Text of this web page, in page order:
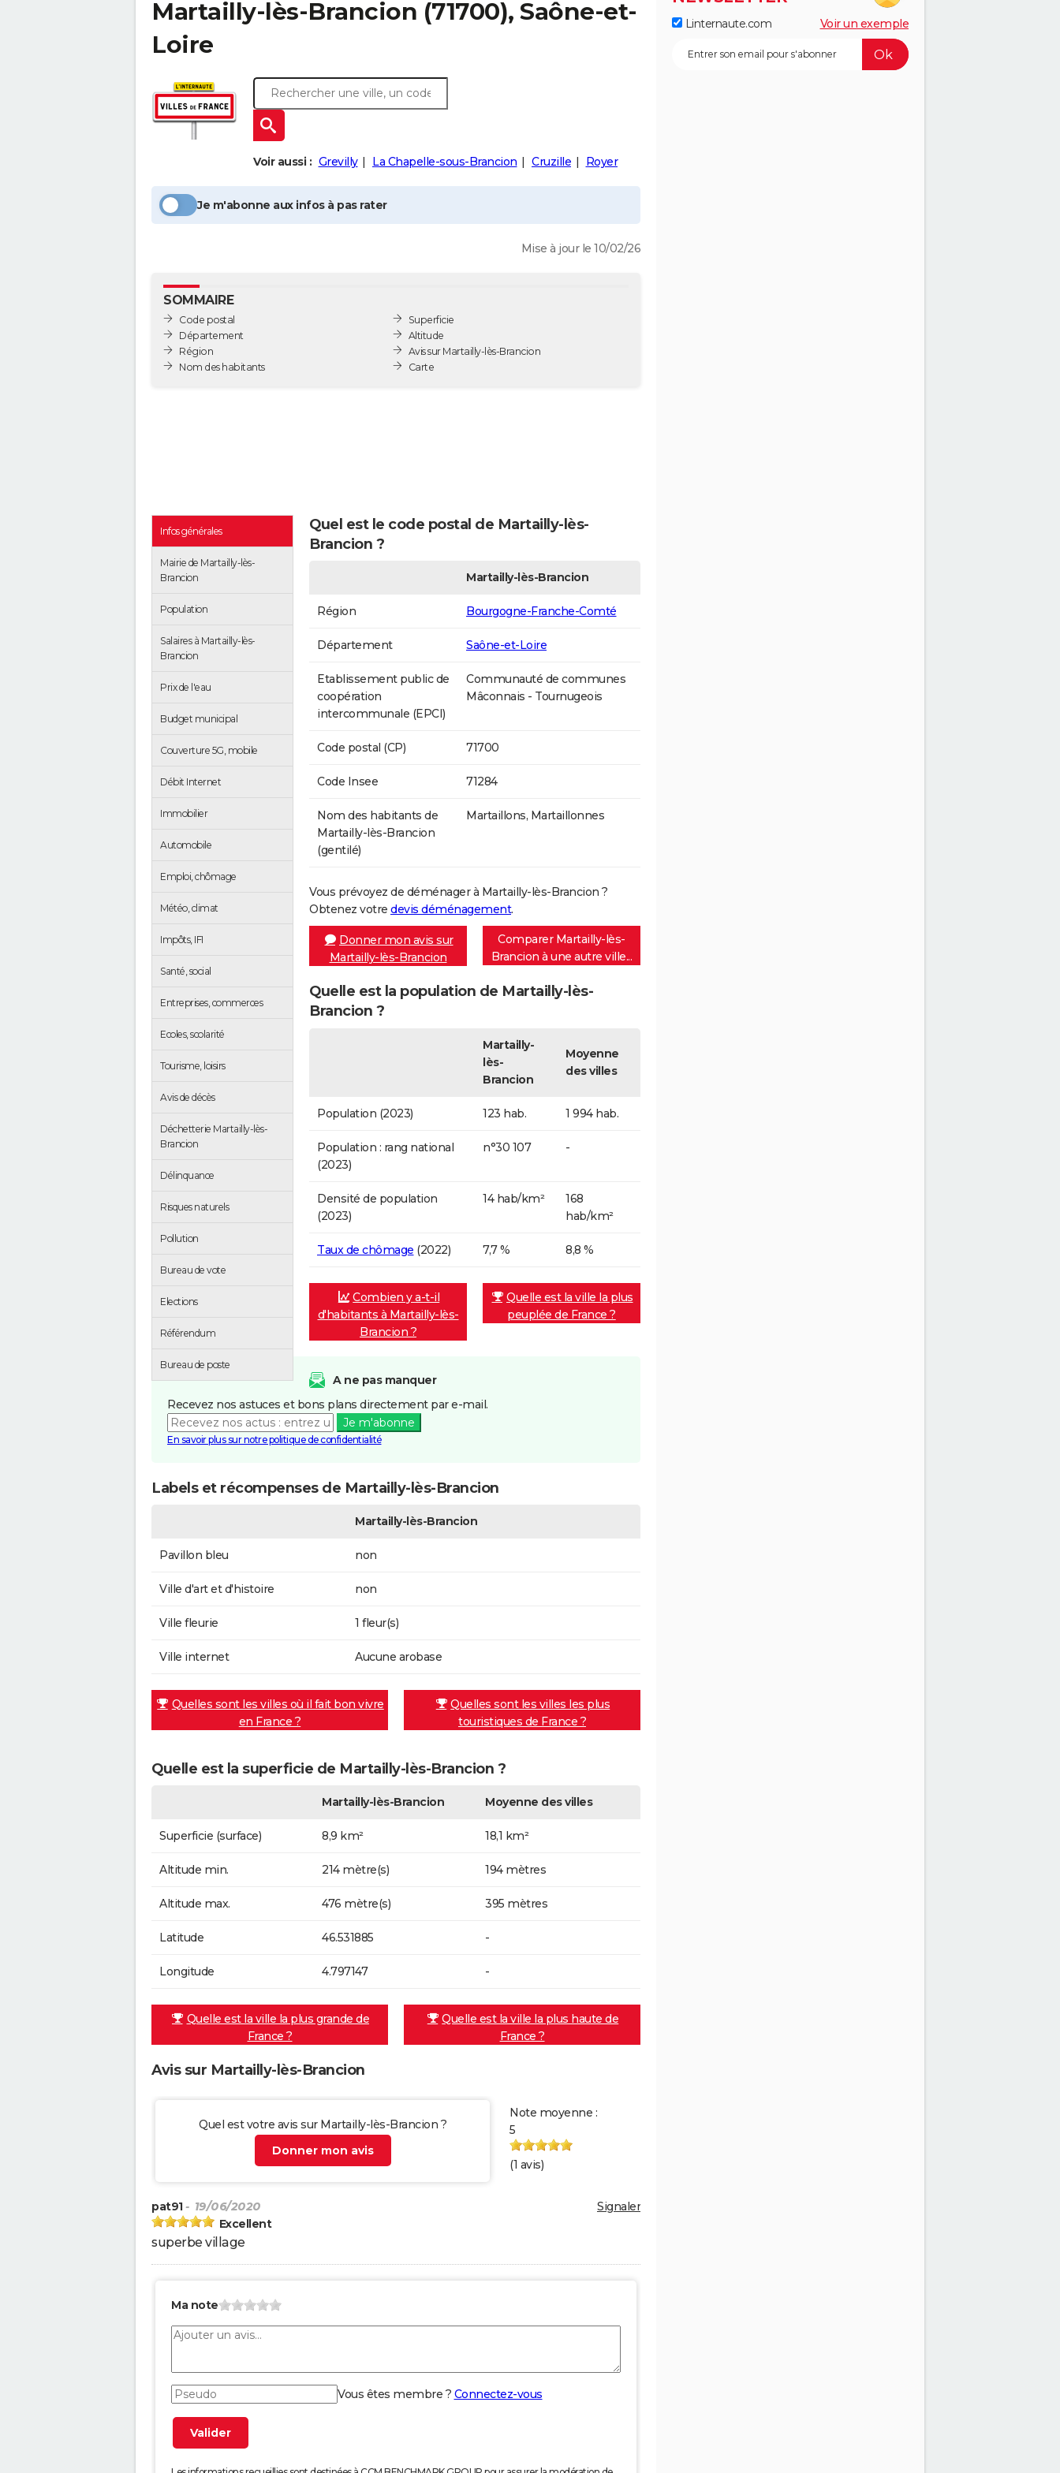
Martailly-lès-Brancion (71700), Saône-et-
Loire
Voir aussi : Grevilly La Chapelle-sous-Brancion Cruzille Royer
Je m'abonne aux infos à pas rater
Mise à jour le 10/02/26
SOMMAIRE
Code postal
Département
Région
Nom des habitants
Superficie
Altitude
Avis sur Martailly-lès-Brancion
Carte
Infos générales
Mairie de Martailly-lès-
Brancion
Population
Salaires à Martailly-lès-
Brancion
Prix de l'eau
Budget municipal
Couverture 5G, mobile
Débit Internet
Immobilier
Automobile
Emploi, chômage
Météo, climat
Impôts, IFI
Santé, social
Entreprises, commerces
Ecoles, scolarité
Tourisme, loisirs
Avis de décès
Déchetterie Martailly-lès-
Brancion
Délinquance
Risques naturels
Pollution
Bureau de vote
Elections
Référendum
Bureau de poste
Quel est le code postal de Martailly-lès-
Brancion ?
Martailly-lès-Brancion
Région Bourgogne-Franche-Comté
Département Saône-et-Loire
Etablissement public de
coopération
intercommunale (EPCI)
Communauté de communes
Mâconnais - Tournugeois
Code postal (CP) 71700
Code Insee 71284
Nom des habitants de
Martailly-lès-Brancion
(gentilé)
Martaillons, Martaillonnes
Vous prévoyez de déménager à Martailly-lès-Brancion ?
Obtenez votre devis déménagement.
Donner mon avis sur
Martailly-lès-Brancion
Comparer Martailly-lès-
Brancion à une autre ville...
Quelle est la population de Martailly-lès-
Brancion ?
Martailly-
lès-
Brancion
Moyenne
des villes
Population (2023) 123 hab. 1 994 hab.
Population : rang national
(2023)
n°30 107 -
Densité de population
(2023)
14 hab/km²
168
hab/km²
Taux de chômage (2022) 7,7 % 8,8 %
Combien y a-t-il
d'habitants à Martailly-lès-
Brancion ?
Quelle est la ville la plus
peuplée de France ?
A ne pas manquer
Recevez nos astuces et bons plans directement par e-mail.
Je m'abonne
En savoir plus sur notre politique de confidentialité
Labels et récompenses de Martailly-lès-Brancion
Martailly-lès-Brancion
Pavillon bleu non
Ville d'art et d'histoire non
Ville fleurie 1 fleur(s)
Ville internet Aucune arobase
Quelles sont les villes où il fait bon vivre
en France ?
Quelles sont les villes les plus
touristiques de France ?
Quelle est la superficie de Martailly-lès-Brancion ?
Martailly-lès-Brancion Moyenne des villes
Superficie (surface) 8,9 km² 18,1 km²
Altitude min. 214 mètre(s) 194 mètres
Altitude max. 476 mètre(s) 395 mètres
Latitude 46.531885 -
Longitude 4.797147 -
Quelle est la ville la plus grande de
France ?
Quelle est la ville la plus haute de
France ?
Avis sur Martailly-lès-Brancion
Quel est votre avis sur Martailly-lès-Brancion ?
Donner mon avis
Note moyenne :
5
(1 avis)
Signaler
pat91 - 19/06/2020
Excellent
superbe village
Ma note
Vous êtes membre ? Connectez-vous
Linternaute.com Voir un exemple